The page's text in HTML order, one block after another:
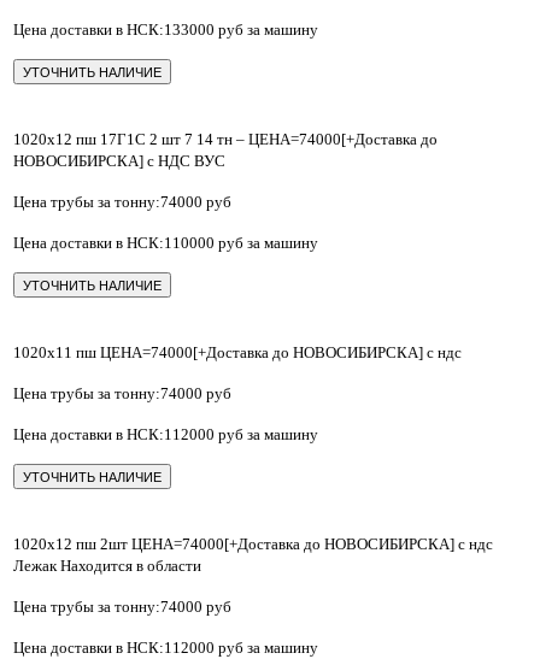
Цена доставки в НСК:133000 руб за машину
УТОЧНИТЬ НАЛИЧИЕ
1020х12 пш 17Г1С 2 шт 7 14 тн – ЦЕНА=74000[+Доставка до
НОВОСИБИРСКА] с НДС ВУС
Цена трубы за тонну:74000 руб
Цена доставки в НСК:110000 руб за машину
УТОЧНИТЬ НАЛИЧИЕ
1020x11 пш ЦЕНА=74000[+Доставка до НОВОСИБИРСКА] с ндс
Цена трубы за тонну:74000 руб
Цена доставки в НСК:112000 руб за машину
УТОЧНИТЬ НАЛИЧИЕ
1020х12 пш 2шт ЦЕНА=74000[+Доставка до НОВОСИБИРСКА] с ндс
Лежак Находится в области
Цена трубы за тонну:74000 руб
Цена доставки в НСК:112000 руб за машину